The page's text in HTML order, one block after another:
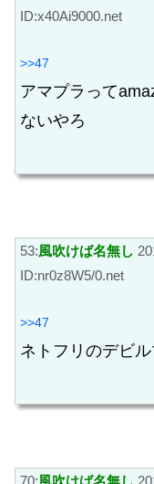
ID:x40Ai9000.net
>>47
アマプラって
ないやろ
53:風吹けば名無し
ID:nr0z8W5/0.net
>>47
ネトフリのデビ
70:風吹けば名無し